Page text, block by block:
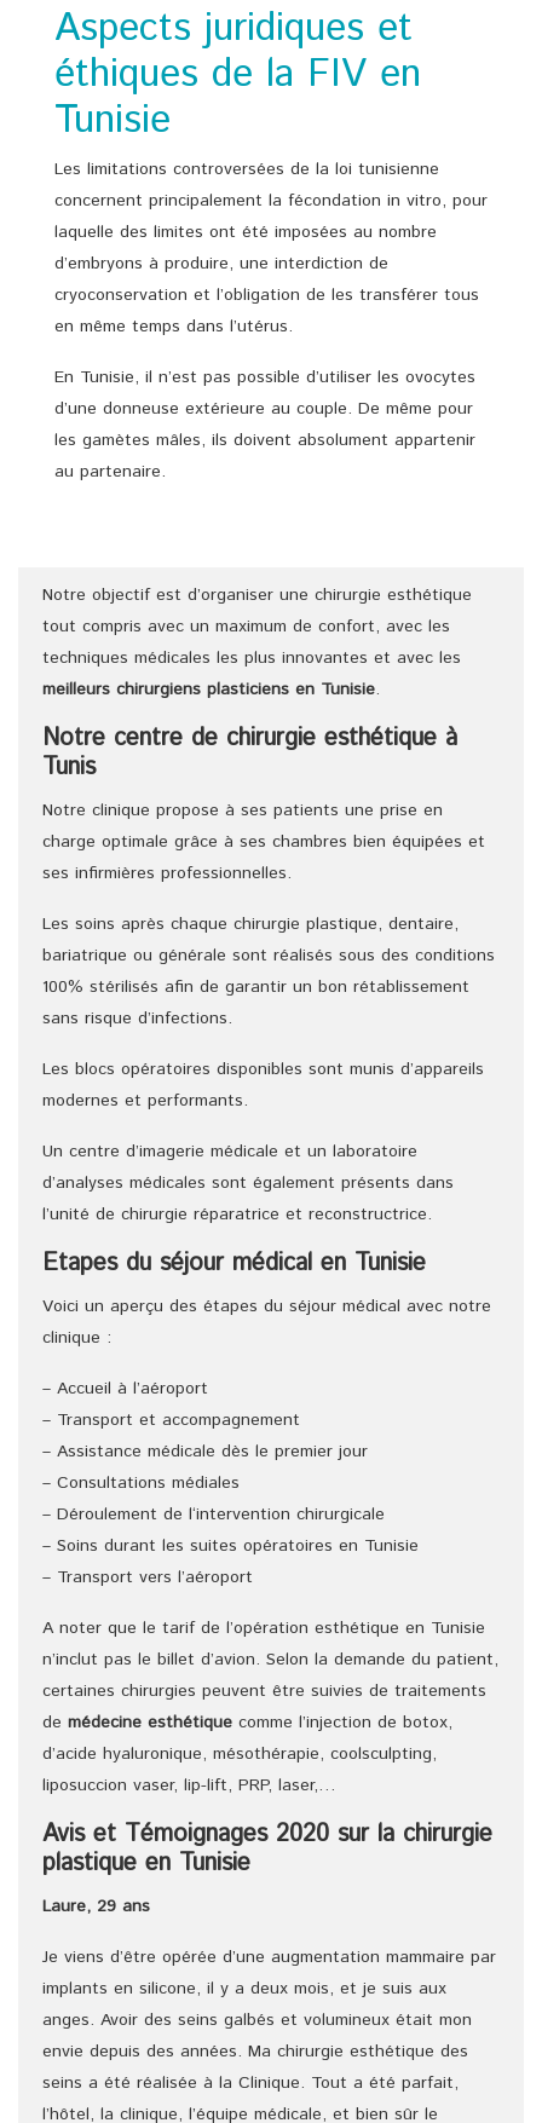
Aspects juridiques et
éthiques de la FIV en
Tunisie
Les limitations controversées de la loi tunisienne
concernent principalement la fécondation in vitro, pour
laquelle des limites ont été imposées au nombre
d’embryons à produire, une interdiction de
cryoconservation et l’obligation de les transférer tous
en même temps dans l’utérus.
En Tunisie, il n’est pas possible d’utiliser les ovocytes
d’une donneuse extérieure au couple. De même pour
les gamètes mâles, ils doivent absolument appartenir
au partenaire.
Notre objectif est d’organiser une chirurgie esthétique
tout compris avec un maximum de confort, avec les
techniques médicales les plus innovantes et avec les
meilleurs chirurgiens plasticiens en Tunisie.
Notre centre de chirurgie esthétique à
Tunis
Notre clinique propose à ses patients une prise en
charge optimale grâce à ses chambres bien équipées et
ses infirmières professionnelles.
Les soins après chaque chirurgie plastique, dentaire,
bariatrique ou générale sont réalisés sous des conditions
100% stérilisés afin de garantir un bon rétablissement
sans risque d’infections.
Les blocs opératoires disponibles sont munis d’appareils
modernes et performants.
Un centre d’imagerie médicale et un laboratoire
d’analyses médicales sont également présents dans
l’unité de chirurgie réparatrice et reconstructrice.
Etapes du séjour médical en Tunisie
Voici un aperçu des étapes du séjour médical avec notre
clinique :
– Accueil à l’aéroport
– Transport et accompagnement
– Assistance médicale dès le premier jour
– Consultations médiales
– Déroulement de l‘intervention chirurgicale
– Soins durant les suites opératoires en Tunisie
– Transport vers l’aéroport
A noter que le tarif de l’opération esthétique en Tunisie
n’inclut pas le billet d’avion. Selon la demande du patient,
certaines chirurgies peuvent être suivies de traitements
de médecine esthétique comme l’injection de botox,
d’acide hyaluronique, mésothérapie, coolsculpting,
liposuccion vaser, lip-lift, PRP, laser,…
Avis et Témoignages 2020 sur la chirurgie
plastique en Tunisie
Laure, 29 ans
Je viens d’être opérée d’une augmentation mammaire par
implants en silicone, il y a deux mois, et je suis aux
anges. Avoir des seins galbés et volumineux était mon
envie depuis des années. Ma chirurgie esthétique des
seins a été réalisée à la Clinique. Tout a été parfait,
l’hôtel, la clinique, l’équipe médicale, et bien sûr le